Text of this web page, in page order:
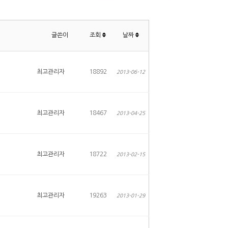
글쓴이 조회 날짜
최고관리자 18892 2013-06-12
최고관리자 18467 2013-04-25
최고관리자 18722 2013-02-15
최고관리자 19263 2013-01-29